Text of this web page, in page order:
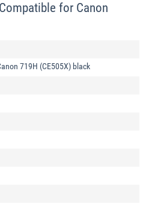
for Canon
719H (CE505X) black